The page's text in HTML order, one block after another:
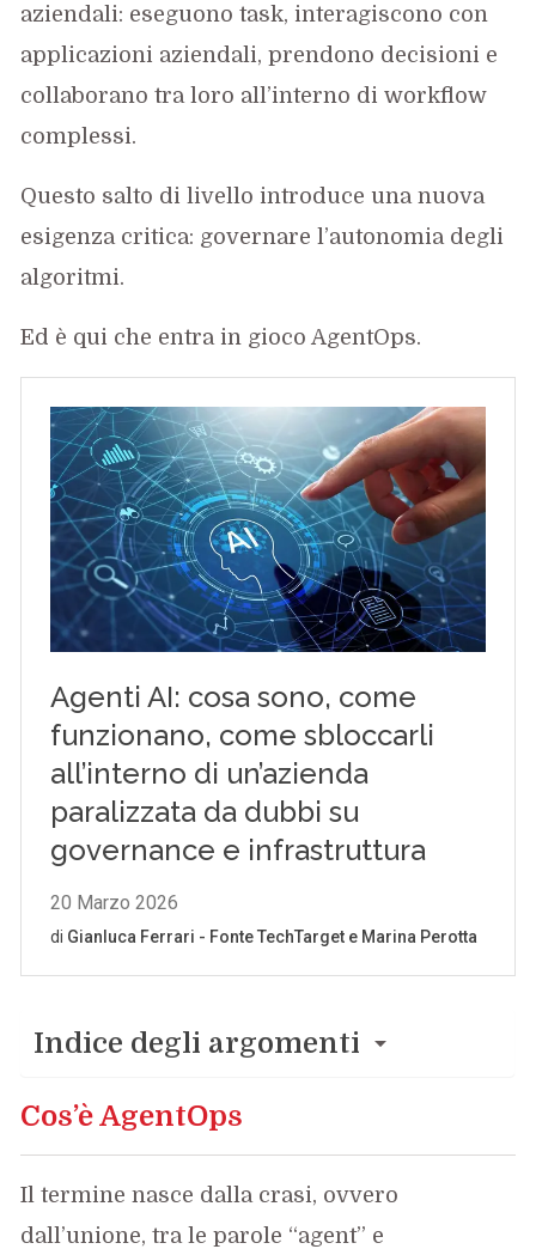
aziendali: eseguono task, interagiscono con
applicazioni aziendali, prendono decisioni e
collaborano tra loro all’interno di workflow
complessi.
Questo salto di livello introduce una nuova
esigenza critica: governare l’autonomia degli
algoritmi.
Ed è qui che entra in gioco AgentOps.
Indice degli argomenti
Cos’è AgentOps
Il termine nasce dalla crasi, ovvero
dall’unione, tra le parole “agent” e